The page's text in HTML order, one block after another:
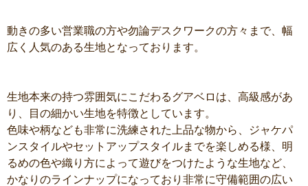
動きの多い営業職の方や勿論デスクワークの方々まで、幅
広く人気のある生地となっております。
生地本来の持つ雰囲気にこだわるグアベロは、高級感があ
り、目の細かい生地を特徴としています。
色味や柄なども非常に洗練された上品な物から、ジャケパ
ンスタイルやセットアップスタイルまでを楽しめる様、明
るめの色や織り方によって遊びをつけたような生地など、
かなりのラインナップになっており非常に守備範囲の広い